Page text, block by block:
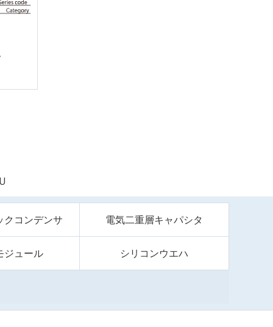
クコンデンサ 電気二重層キャパシタ
ジュール シリコンウエハ